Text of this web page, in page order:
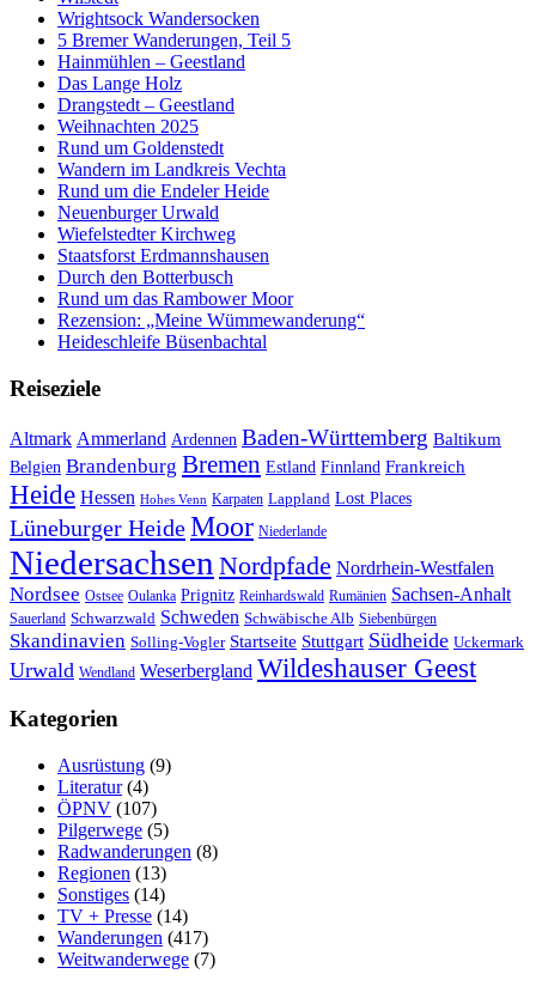
Wrightsock Wandersocken
5 Bremer Wanderungen, Teil 5
Hainmühlen – Geestland
Das Lange Holz
Drangstedt – Geestland
Weihnachten 2025
Rund um Goldenstedt
Wandern im Landkreis Vechta
Rund um die Endeler Heide
Neuenburger Urwald
Wiefelstedter Kirchweg
Staatsforst Erdmannshausen
Durch den Botterbusch
Rund um das Rambower Moor
Rezension: „Meine Wümmewanderung“
Heideschleife Büsenbachtal
Reiseziele
Altmark Ammerland Ardennen Baden-Württemberg Baltikum
Belgien Brandenburg Bremen Estland Finnland Frankreich
Heide Hessen Hohes Venn Karpaten Lappland Lost Places
Lüneburger HeideMoor Niederlande
Niedersachsen Nordpfade Nordrhein-Westfalen
Nordsee Ostsee Oulanka Prignitz Reinhardswald Rumänien Sachsen-Anhalt
Sauerland Schwarzwald Schweden Schwäbische Alb Siebenbürgen
Skandinavien Solling-Vogler Startseite Stuttgart Südheide Uckermark
Urwald Wendland Weserbergland Wildeshauser Geest
Kategorien
Ausrüstung (9)
Literatur(4)
ÖPNV (107)
Pilgerwege (5)
Radwanderungen (8)
Regionen (13)
Sonstiges (14)
TV + Presse (14)
Wanderungen (417)
Weitwanderwege (7)